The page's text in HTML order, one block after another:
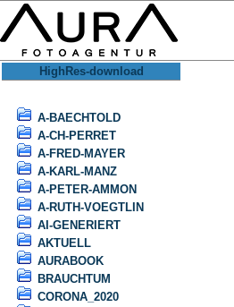
HighRes-download
A-BAECHTOLD
A-CH-PERRET
A-FRED-MAYER
A-KARL-MANZ
A-PETER-AMMON
A-RUTH-VOEGTLIN
AI-GENERIERT
AKTUELL
AURABOOK
BRAUCHTUM
CORONA_2020